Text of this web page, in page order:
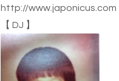
http://www.japonicus.com
【 DJ 】